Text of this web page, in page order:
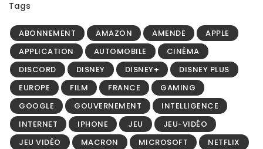
Tags
ABONNEMENT AMAZON AMENDE
APPLE
APPLICATION
AUTOMOBILE
CINÉMA
DISCORD
DISNEY DISNEY+
DISNEY PLUS
EUROPE
FILM FRANCE
GAMING
GOOGLE
GOUVERNEMENT
INTELLIGENCE
INTERNET
IPHONE JEU
JEU-VIDÉO
JEU VIDÉO
MACRON MICROSOFT
NETFLIX